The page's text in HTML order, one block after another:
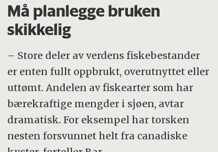
Tare finner du lenger ned i sjøen. Den
vokser som et hårstrå med det nyeste
Kilde: Norges sopp- og nyttevekstforbund
Må planlegge bruken
skikkelig
– Store deler av verdens fiskebestander
er enten fullt oppbrukt, overutnyttet eller
uttømt. Andelen av fiskearter som har
bærekraftige mengder i sjøen, avtar
dramatisk. For eksempel har torsken
nesten forsvunnet helt fra canadiske